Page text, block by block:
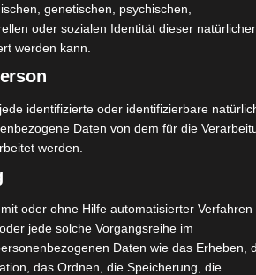
Hanf Fruchtgummis
CBD,Nahrungsergänzung
genetischen, psychischen,
oder sozialen Identität dieser
werden kann.
identifizierte oder identifizierbare
Daten von dem für die
werden.
oder ohne Hilfe automatisierter Verfahren
jede solche Vorgangsreihe im
Daten wie das Erheben,
das Ordnen, die Speicherung, die